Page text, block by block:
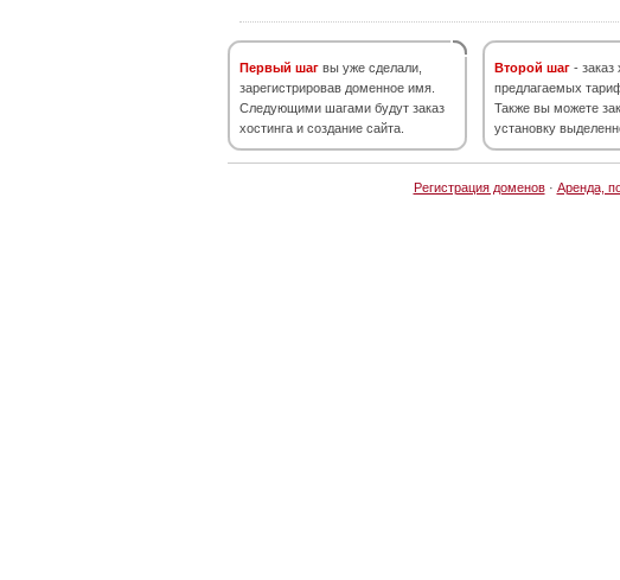
Первый шаг вы уже сделали,
зарегистрировав доменное имя.
Следующими шагами будут заказ
хостинга и создание сайта.
Второй шаг - заказ
предлагаемых
Также вы можете
установку
Регистрация доменов· Аренда,